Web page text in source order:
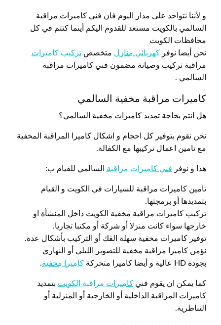
و لأننا نتواجد على مدار اليوم فان فني كاميرات مراقبة
السالمي بالكويت مستعد للقدوم اليكم أينما كنتم في كل
محافظات الكويت
نحن أيضا نوفر كهربائي منازل متخصص تركيب كاميرات
مراقبة تركيب وصيانة مضمون فني كاميرات مراقبة
السالمي .
كاميرات مراقبة مخفية السالمي
هل انتم بحاجة تمديد كاميرات مخفية السالمي؟
نحن نقوم بتوفير كل احجام و اشكال كاميرا المراقبة المخفية
مع تامين اعمال تركيبها مع الكفالة.
هذا و نوفر فني كاميرات مراقبة السالمي للقيام ب:
تامين كاميرات مراقبة للسيارات في الكويت و القيام
بتمديدها أو برمجتها.
تركيب كاميرات مراقبة مخفية الكويت داخل المنشأة او
خارجها سواء كانت منزلا أو شركة أو مكتبا تجاريا.
توفير كاميرات مخفية سهلة الفك أو التركيب بأشكال عدة.
نؤمن كاميرا مراقبة مخفية للتصوير الليلي أو النهاري
بجودة HD عالية و أيضا كاميرا متحركة
كاميرا مخفية.
كما يمكن ان يقوم فني كاميرات مراقبة الكويت بتمديد
كاميرات المراقبة الداخلية أو الخارجية أو المنزلية أو
التناظرية.